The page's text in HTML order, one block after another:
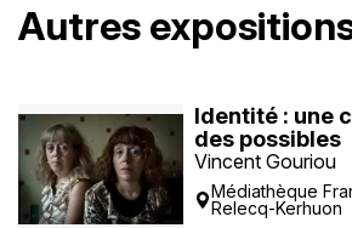
Autres
Identité : une
des possibles
Vincent Gouriou
Médiathèque
Relecq-Kerhuon